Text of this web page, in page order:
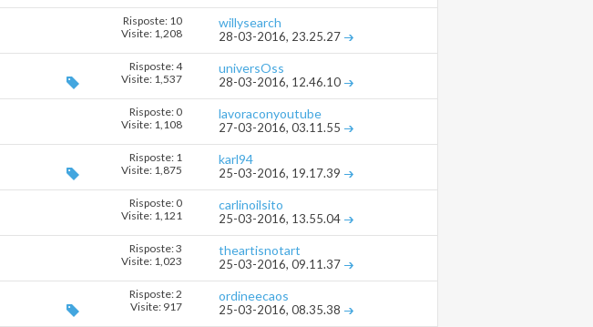
Risposte: 10
Visite: 1,208
willysearch
28-03-2016, 23.25.27
Risposte: 4
Visite: 1,537
universOss
28-03-2016, 12.46.10
Risposte: 0
Visite: 1,108
lavoraconyoutube
27-03-2016, 03.11.55
Risposte: 1
Visite: 1,875
karl94
25-03-2016, 19.17.39
Risposte: 0
Visite: 1,121
carlinoilsito
25-03-2016, 13.55.04
Risposte: 3
Visite: 1,023
theartisnotart
25-03-2016, 09.11.37
Risposte: 2
Visite: 917
ordineecaos
25-03-2016, 08.35.38